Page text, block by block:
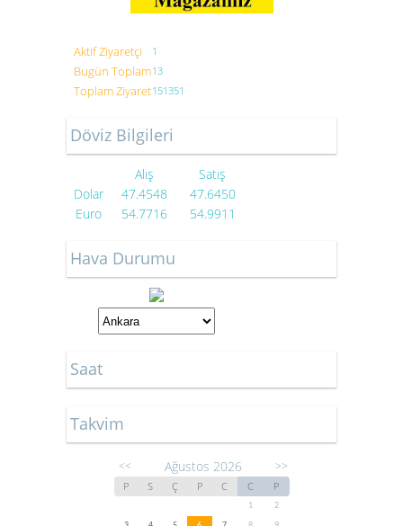
Aktif Ziyaretçi 1
Bugün Toplam13
Toplam Ziyaret151351
Döviz Bilgileri
Alış
Satış
Dolar
47.4548
47.6450
Euro
54.7716 54.9911
Hava Durumu
Saat
Takvim
<< Ağustos 2026 >>
P S Ç P C C P
1
2